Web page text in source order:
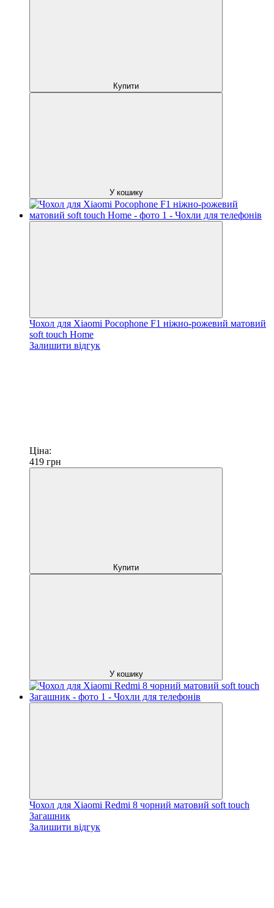
Купити
У кошику
Чохол для Xiaomi Pocophone F1 ніжно-рожевий матовий
soft touch Home
Залишити відгук
Ціна:
419 грн
Купити
У кошику
Чохол для Xiaomi Redmi 8 чорний матовий soft touch
Загашник
Залишити відгук